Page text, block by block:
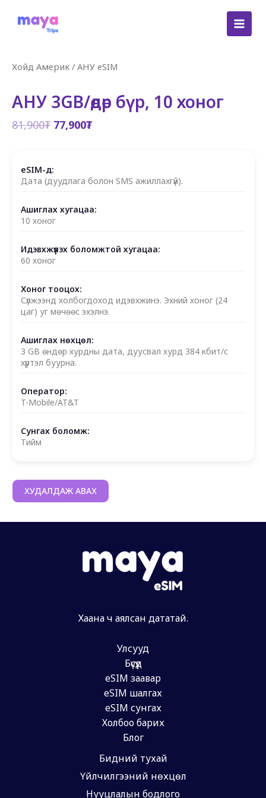
Хойд Америк / АНУ eSIM
АНУ 3GB/өдөр бүр, 10 хоног
81,900₮ Original
81,900₮.
77,900₮Current
eSIM-д:
Дата (дуудлага болон SMS ажиллахгүй).
Ашиглах хугацаа:
10 хоног
Идэвхжүүлэх боломжтой хугацаа:
60 хоног
Хоног тооцох:
Сүлжээнд холбогдоход идэвхжинэ. Эхний хоног (24
цаг) уг мөчөөс эхэлнэ.
Ашиглах нөхцөл:
3 GB өндөр хурдны дата, дуусвал хурд 384 кбит/с
хүртэл буурна.
Оператор:
T-Mobile/AT&T
Сунгах боломж:
Тийм
ХУДАЛДАЖ АВАХ
Хаана ч аялсан дататай.
Улсууд
Бүсүүд
eSIM заавар
eSIM шалгах
eSIM сунгах
Холбоо барих
Блог
Бидний тухай
Үйлчилгээний нөхцөл
Нууцлалын бодлого